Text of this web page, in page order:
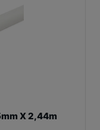
X 2,44m